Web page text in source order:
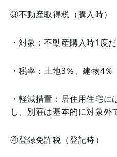
③不動産取得税（購入時）
・対象：不動産購入時1度
・税率：土地3％、建物4％
・軽減措置：居住用住宅に
し、別荘は基本的に対象外
④登録免許税（登記時）